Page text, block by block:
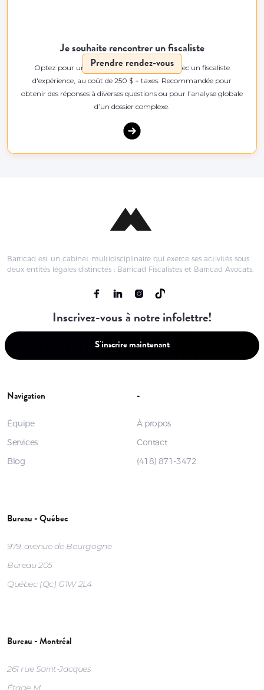
Prendre rendez-vous
Je souhaite rencontrer un fiscaliste
Optez pour une rencontre de 55 minutes avec un fiscaliste
d'expérience, au coût de 250 $ + taxes. Recommandée pour
obtenir des réponses à diverses questions ou pour l’analyse globale
d’un dossier complexe.
Barricad est un cabinet multidisciplinaire qui exerce ses activités sous
deux entités légales distinctes : Barricad Fiscalistes et Barricad Avocats.
Inscrivez-vous à notre infolettre!
S'inscrire maintenant
Navigation
Équipe
Services
Blog
-
À propos
Contact
(418) 871-3472
Bureau - Québec
979, avenue de Bourgogne
Bureau 205
Québec (Qc) G1W 2L4
Bureau - Montréal
261 rue Saint-Jacques
Étage M